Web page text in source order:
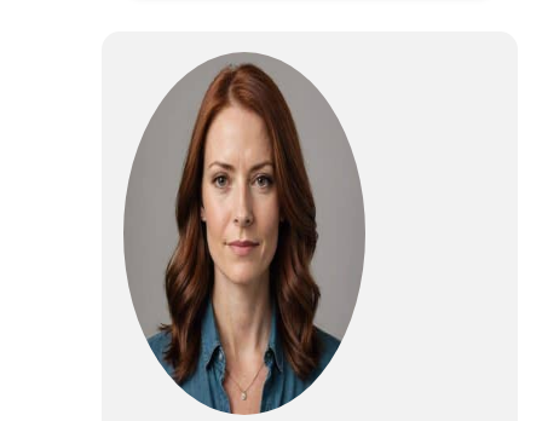
dossier ergonomique
en hauteur, réduisant la
pression sur votre dos
et vous apportant plus
de confort pendant que
vous êtes assis. Chaise
robuste - La chaise est
dotée d'une surface en
velours durable, d'un
rembourrage en
mousse haute densité et
d'un cadre en métal.
Tous ces éléments